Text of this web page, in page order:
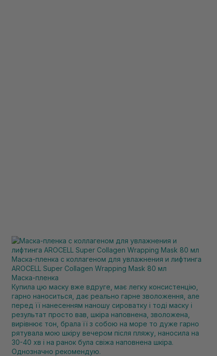
Маска-пленка с коллагеном для увлажнения и лифтинга
AROCELL Super Collagen Wrapping Mask 80 мл
Маска-пленка
Купила цю маску вже вдруге, має легку консистенцію,
гарно наноситься, дає реально гарне зволоження, але
перед її нанесенням наношу сироватку і тоді маску і
результат просто вав, шкіра наповнена, зволожена,
вирівнює тон, брала її з собою на море то дуже гарно
рятувала мою шкіру вечером після пляжу, наносила на
30-40 хв і на ранок була свіжа наповнена шкіра.
Однозначно рекомендую.